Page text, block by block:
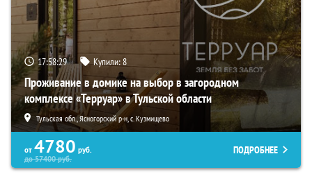
17:58:28 Купили:8
Проживание в домике на выбор в загородном
комплексе «Терруар» в Тульской области
Тульская обл., Ясногорский р-н, с. Кузмищево
от 4780 руб.
до57400руб.
ПОДРОБНЕЕ